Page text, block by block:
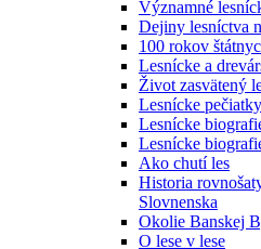
Významné
Dejiny lesníctva
100 rokov
Lesnícke a
Život zasvätený
Lesnícke pečiatky
Lesnícke
Lesnícke
Ako chutí les
Historia
Slovnenska
Okolie Banskej
O lese v lese